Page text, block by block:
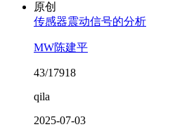
原创
传感器震动信号的分析
MW陈建平
43/17918
qila
2025-07-03